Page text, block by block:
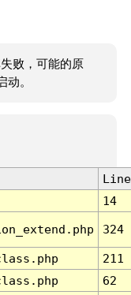
败，可能的原
。
Line
14
324
211
62